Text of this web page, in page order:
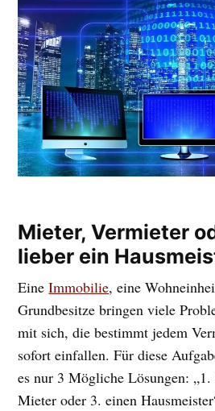
Mieter, Vermieter
lieber ein
EineImmobilie, eine
Grundbesitze bringen viele
mit sich, die bestimmt jedem
sofort einfallen. Für diese
es nur 3 Mögliche Lösungen:
Mieter oder 3. einen